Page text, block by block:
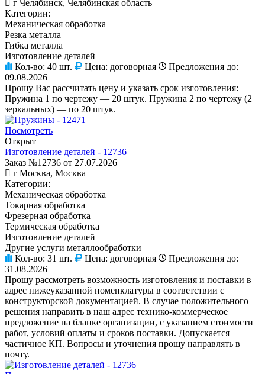
г Челябинск, Челябинская область
Категории:
Механическая обработка
Резка металла
Гибка металла
Изготовление деталей
Кол-во: 40 шт. Цена: договорная
Предложения до:
09.08.2026
Прошу Вас рассчитать цену и указать срок изготовления:
Пружина 1 по чертежу — 20 штук. Пружина 2 по чертежу (2
зеркальных) — по 20 штук.
Посмотреть
Открыт
Изготовление деталей - 12736
Заказ №12736 от 27.07.2026
г Москва, Москва
Категории:
Механическая обработка
Токарная обработка
Фрезерная обработка
Термическая обработка
Изготовление деталей
Другие услуги металлообработки
Кол-во: 31 шт. Цена: договорная
Предложения до:
31.08.2026
Прошу рассмотреть возможность изготовления и поставки в
адрес нижеуказанной номенклатуры в соответствии с
конструкторской документацией. В случае положительного
решения направить в наш адрес технико-коммерческое
предложение на бланке организации, с указанием стоимости
работ, условий оплаты и сроков поставки. Допускается
частичное КП. Вопросы и уточнения прошу направлять в
почту.